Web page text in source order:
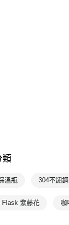
類
溫瓶 304不鏽
Flask 紫藤花 咖